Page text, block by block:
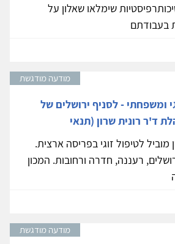
שימלאו שאלון על
בעבודתם
מודעה מודגשת
ומשפחתי - לסניף ירושלים של
ד'ר רונית שרון (תנאי
מוביל לטיפול זוגי בפריסה ארצית.
רעננה, חדרה ורחובות. המכון
מודעה מודגשת